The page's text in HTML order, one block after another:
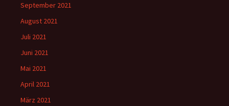
September 2021
August 2021
Juli 2021
Juni 2021
Mai 2021
April 2021
März 2021